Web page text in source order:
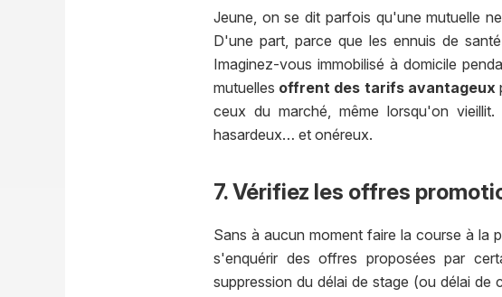
Jeune, on se dit parfois qu'une mutuelle
D'une part, parce que les ennuis de
Imaginez-vous immobilisé à domicile
mutuelles offrent des tarifs avantageux
ceux du marché, même lorsqu'on
hasardeux… et onéreux.
7. Vérifiez les offres
Sans à aucun moment faire la course à la
s'enquérir des offres proposées par
suppression du délai de stage (ou délai de